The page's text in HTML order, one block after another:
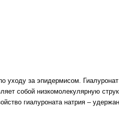
за эпидермисом. Гиалуронат
собой низкомолекулярную
гиалуроната натрия –